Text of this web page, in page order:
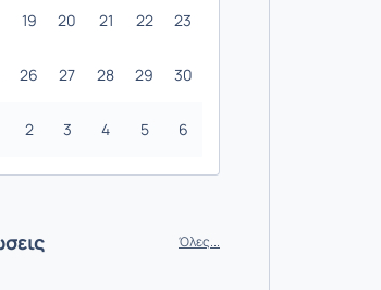
19 20 21 22 23
26 27 28 29 30
2 3 4 5 6
Όλες...